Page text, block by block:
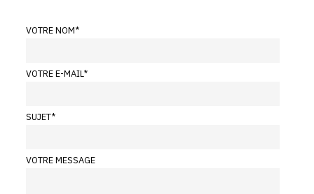
VOTRE NOM*
VOTRE E-MAIL*
SUJET*
VOTRE MESSAGE